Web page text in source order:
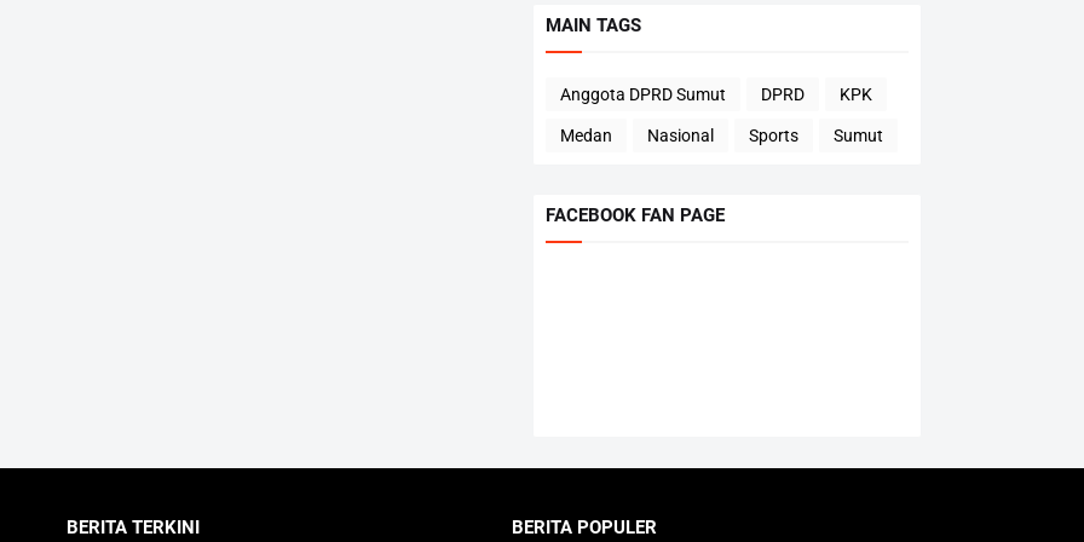
MAIN TAGS
Anggota DPRD Sumut DPRD KPK
Medan Nasional Sports Sumut
FACEBOOK FAN PAGE
BERITA TERKINI BERITA POPULER